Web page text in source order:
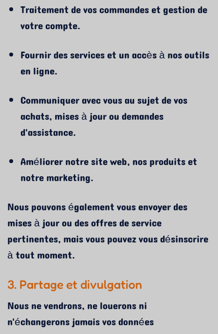
Traitement de vos commandes et gestion de
votre compte.
Fournir des services et un accès à nos outils
en ligne.
Communiquer avec vous au sujet de vos
achats, mises à jour ou demandes
d'assistance.
Améliorer notre site web, nos produits et
notre marketing.
Nous pouvons également vous envoyer des
mises à jour ou des offres de service
pertinentes, mais vous pouvez vous désinscrire
à tout moment.
3. Partage et divulgation
Nous ne vendrons, ne louerons ni
n'échangerons jamais vos données